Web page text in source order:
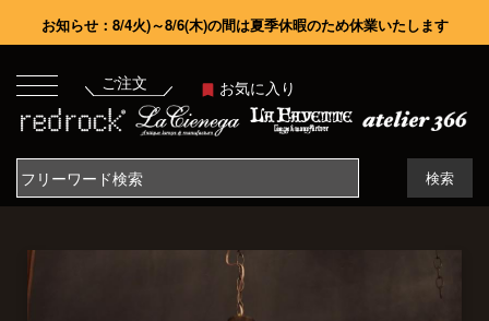
お知らせ：8/4火)～8/6(木)の間は夏季休暇のため休業いたします
ご注文 お気に入り
検索